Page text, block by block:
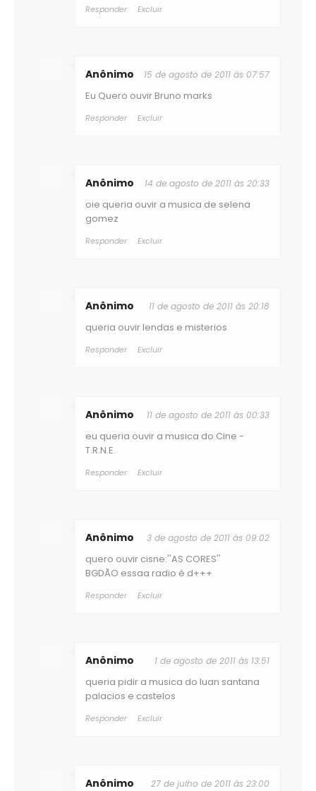
Anônimo 27 de julho de 2011 às 23:00
Anônimo 1 de agosto de 2011 às 13:51
queria pidir a musica do luan santana
palacios e castelos
Responder Excluir
Anônimo 3 de agosto de 2011 às 09:02
quero ouvir cisne:''AS CORES''
BGDÃO essaa radio é d+++
Responder Excluir
Anônimo 11 de agosto de 2011 às 00:33
eu queria ouvir a musica do Cine -
T.R.N.E.
Responder Excluir
Anônimo 11 de agosto de 2011 às 20:18
queria ouvir lendas e misterios
Responder Excluir
Anônimo 14 de agosto de 2011 às 20:33
oie queria ouvir a musica de selena
gomez
Responder Excluir
Anônimo 15 de agosto de 2011 às 07:57
Eu Quero ouvir Bruno marks
Responder Excluir
Responder Excluir